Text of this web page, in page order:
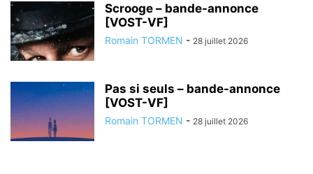
Scrooge – bande-annonce
[VOST-VF]
Romain TORMEN - 28 juillet 2026
Pas si seuls – bande-annonce
[VOST-VF]
Romain TORMEN - 28 juillet 2026